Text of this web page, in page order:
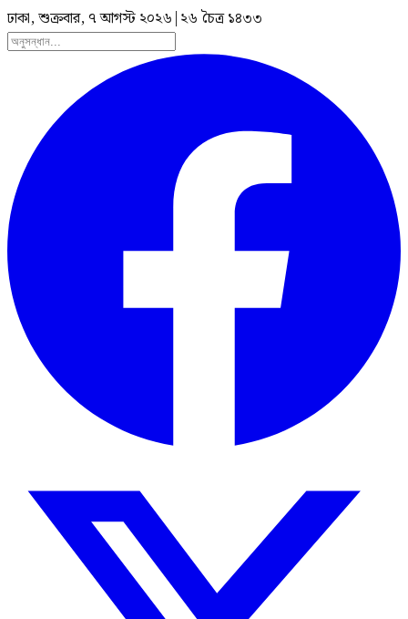
ঢাকা, শুক্রবার, ৭ আগস্ট ২০২৬ | ২৬ চৈত্র ১৪৩৩